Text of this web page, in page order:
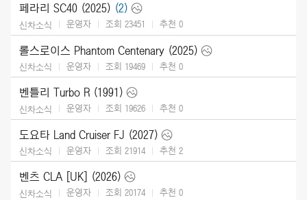
페라리 SC40 (2025) (2)
신차소식 운영자 조회 23451 추천 0
롤스로이스 Phantom Centenary (2025)
신차소식 운영자 조회 19469 추천 0
벤틀리 Turbo R (1991)
신차소식 운영자 조회 19626 추천 0
도요타 Land Cruiser FJ (2027)
신차소식 운영자 조회 21914 추천 2
벤츠 CLA [UK] (2026)
신차소식 운영자 조회 20174 추천 0